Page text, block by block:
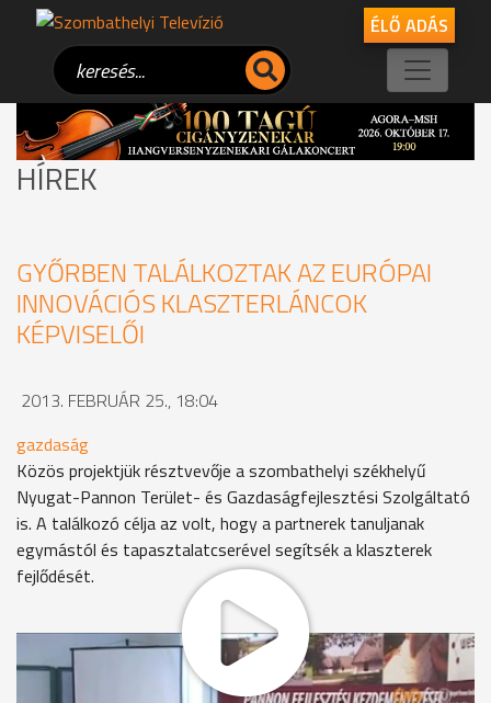
ÉLŐ ADÁS
HÍREK
GYŐRBEN TALÁLKOZTAK AZ EURÓPAI
INNOVÁCIÓS KLASZTERLÁNCOK
KÉPVISELŐI
2013. FEBRUÁR 25., 18:04
gazdaság
Közös projektjük résztvevője a szombathelyi székhelyű
Nyugat-Pannon Terület- és Gazdaságfejlesztési Szolgáltató
is. A találkozó célja az volt, hogy a partnerek tanuljanak
egymástól és tapasztalatcserével segítsék a klaszterek
fejlődését.
MEGOSZTÁS